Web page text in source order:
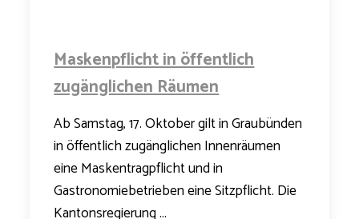
Maskenpflicht in öffentlich
zugänglichen Räumen
Ab Samstag, 17. Oktober gilt in Graubünden
in öffentlich zugänglichen Innenräumen
eine Maskentragpflicht und in
Gastronomiebetrieben eine Sitzpflicht. Die
Kantonsregierung ...